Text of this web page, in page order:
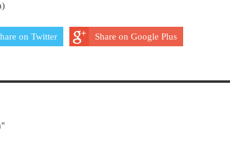
on Twitter Share on Google Plus